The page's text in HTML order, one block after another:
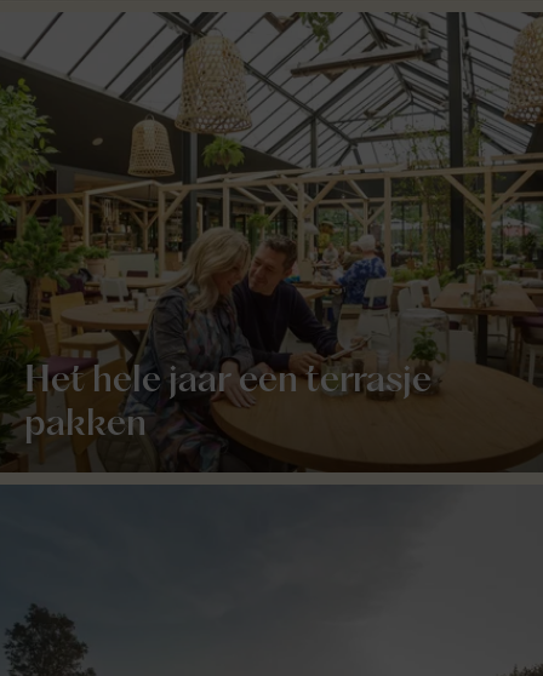
Het hele jaar een terrasje
pakken